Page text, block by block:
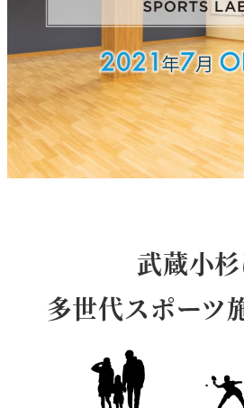
武蔵小
多世代スポーツ